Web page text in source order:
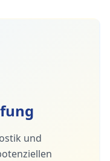
und